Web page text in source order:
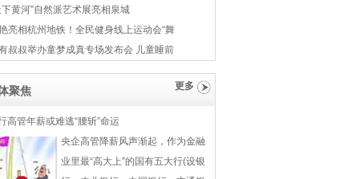
下黄河”自然派艺术展亮相泉城
亮相杭州地铁！全民健身线上运动会“舞
叔叔举办童梦成真专场发布会 儿童睡前
聚焦 更多
高管年薪或难逃“腰斩”命运
央企高管降薪风声渐起，作为金融
业里最“高大上”的国有五大行(设银